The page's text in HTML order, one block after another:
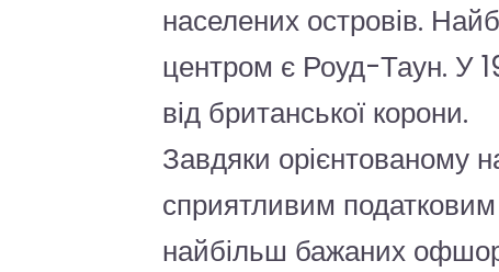
населених островів.
центром є Роуд-Таун. У
від британської корони.
Завдяки орієнтованому
сприятливим податковим
найбільш бажаних